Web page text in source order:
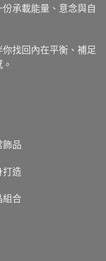
承載能量、意念與自
找回內在平衡、補足
飾品
打造
組合